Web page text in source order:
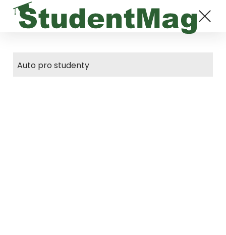
Auto pro studenty